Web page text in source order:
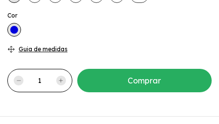
Cor
Guia de medidas